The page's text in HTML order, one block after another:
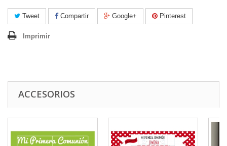
Tweet Compartir Google+ Pinterest
Imprimir
ACCESORIOS